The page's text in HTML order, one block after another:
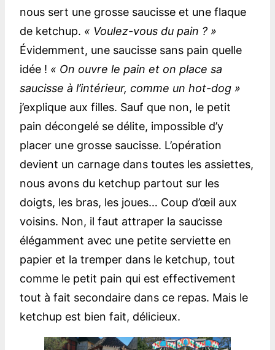
nous sert une grosse saucisse et une flaque
de ketchup. « Voulez-vous du pain ? »
Évidemment, une saucisse sans pain quelle
idée ! « On ouvre le pain et on place sa
saucisse à l’intérieur, comme un hot-dog »
j’explique aux filles. Sauf que non, le petit
pain décongelé se délite, impossible d’y
placer une grosse saucisse. L’opération
devient un carnage dans toutes les assiettes,
nous avons du ketchup partout sur les
doigts, les bras, les joues… Coup d’œil aux
voisins. Non, il faut attraper la saucisse
élégamment avec une petite serviette en
papier et la tremper dans le ketchup, tout
comme le petit pain qui est effectivement
tout à fait secondaire dans ce repas. Mais le
ketchup est bien fait, délicieux.